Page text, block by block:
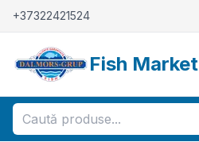
+37322421524
Fish Market